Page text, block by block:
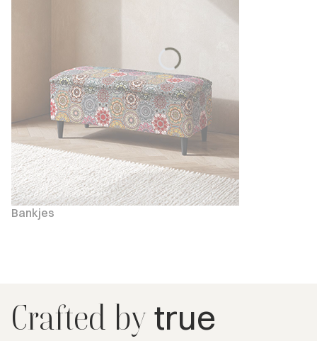
Bankjes
Crafted bytrue